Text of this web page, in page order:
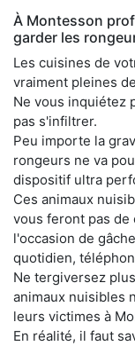
À Montesson
garder les
Les cuisines de
vraiment pleines
Ne vous inquiétez
pas s'infiltrer.
Peu importe la
rongeurs ne va
dispositif ultra
Ces animaux
vous feront pas de
l'occasion de
quotidien,
Ne tergiversez
animaux nuisibles
leurs victimes à
En réalité, il faut